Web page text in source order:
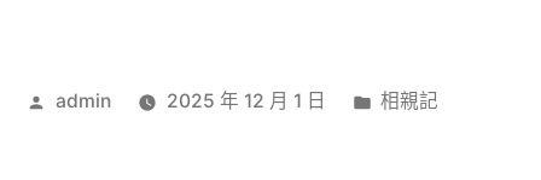
作
admin 2025 年 12 月 1 日
分
相親記